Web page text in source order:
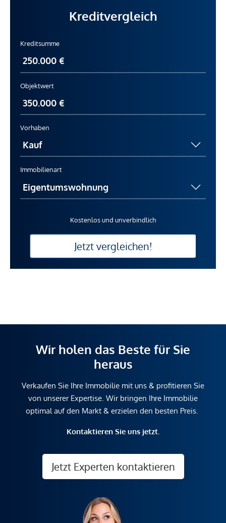
Kreditvergleich
Kreditsumme
Objektwert
Vorhaben
Immobilienart
Kostenlos und unverbindlich
Jetzt vergleichen!
Wir holen das Beste für Sie
heraus
Verkaufen Sie Ihre Immobilie mit uns & profitieren Sie
von unserer Expertise. Wir bringen Ihre Immobilie
optimal auf den Markt & erzielen den besten Preis.
Kontaktieren Sie uns jetzt.
Jetzt Experten kontaktieren